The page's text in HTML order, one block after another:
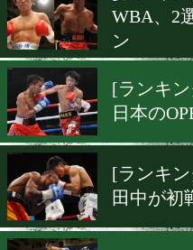
[ラン
24選
[ラン
IBF